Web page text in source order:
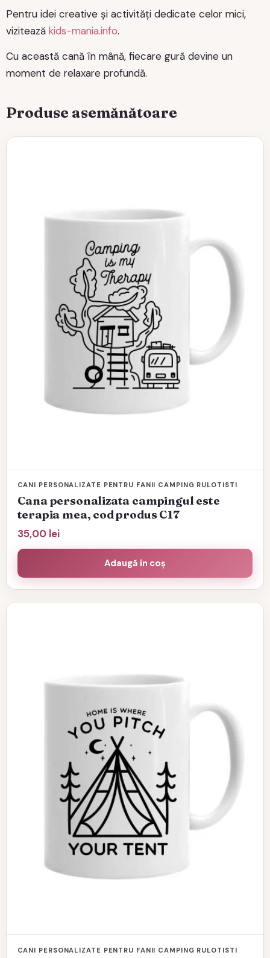
Pentru idei creative și activități dedicate celor mici,
vizitează kids-mania.info.
Cu această cană în mână, fiecare gură devine un
moment de relaxare profundă.
Produse asemănătoare
CANI PERSONALIZATE PENTRU FANII CAMPING RULOTISTI
Cana personalizata campingul este
terapia mea, cod produs C17
35,00 lei
Adaugă în coș
CANI PERSONALIZATE PENTRU FANII CAMPING RULOTISTI